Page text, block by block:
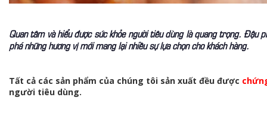
Quan tâm và hiểu được sức khỏe người tiêu dùng là quang trọng. Đậu
phá những hương vị mới mang lại nhiều sự lựa chọn cho khách hàng.
Tất cả các sản phẩm của chúng tôi sản xuất đều được
người tiêu dùng.